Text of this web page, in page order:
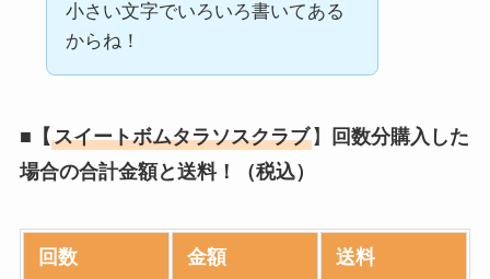
小さい文字でいろいろ書いてある
からね！
■【スイートボムタラソスクラブ】
回数分購入した
場合の合計金額と送料！（税込）
回数 金額 送料